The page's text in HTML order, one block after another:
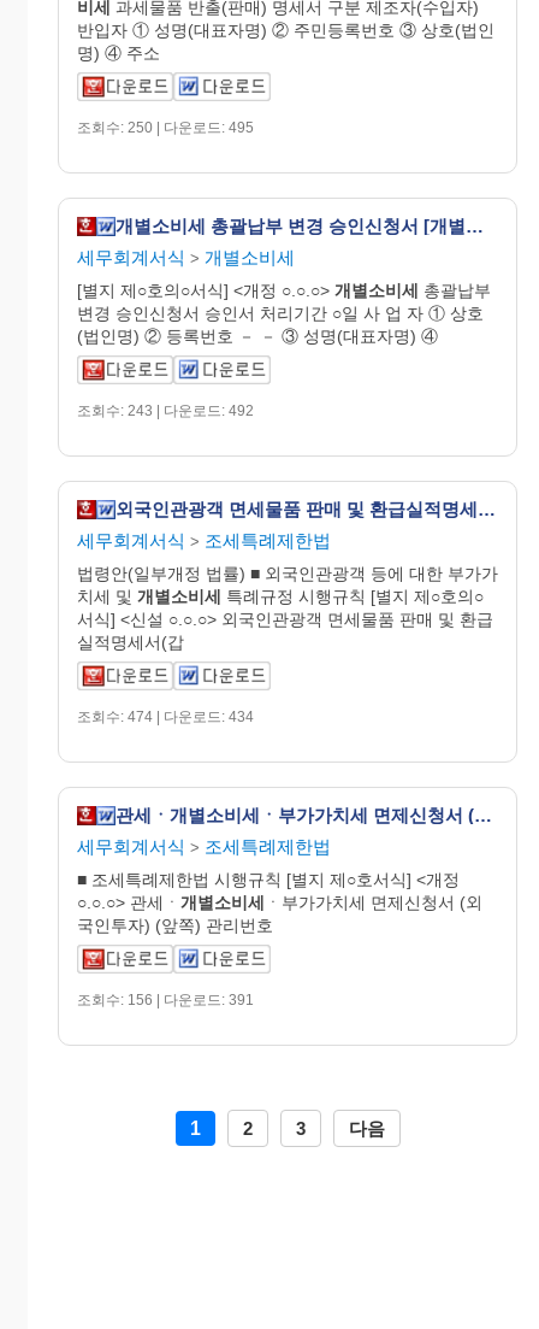
비세 과세물품 반출(판매) 명세서 구분 제조자(수입자)
반입자 ① 성명(대표자명) ② 주민등록번호 ③ 상호(법인
명) ④ 주소
조회수: 250 | 다운로드: 495
개별소비세 총괄납부 변경 승인신청서 [개별소비세법 시행규칙 서식8의2]
세무회계서식 > 개별소비세
[별지 제○호의○서식] <개정 ○.○.○> 개별소비세 총괄납부
변경 승인신청서 승인서 처리기간 ○일 사 업 자 ① 상호
(법인명) ② 등록번호 － － ③ 성명(대표자명) ④
조회수: 243 | 다운로드: 492
외국인관광객 면세물품 판매 및 환급실적명세서 [외국인관광객 등에 대한 부가가치세 및 개별소비세 특례규정 시행규칙 서식6의2]
세무회계서식 > 조세특례제한법
법령안(일부개정 법률) ■ 외국인관광객 등에 대한 부가가
치세 및 개별소비세 특례규정 시행규칙 [별지 제○호의○
서식] <신설 ○.○.○> 외국인관광객 면세물품 판매 및 환급
실적명세서(갑
조회수: 474 | 다운로드: 434
관세ㆍ개별소비세ㆍ부가가치세 면제신청서 (외국인투자) [조세특례제한법 시행규칙 서식83]
세무회계서식 > 조세특례제한법
■ 조세특례제한법 시행규칙 [별지 제○호서식] <개정
○.○.○> 관세ㆍ 개별소비세 ㆍ부가가치세 면제신청서 (외
국인투자) (앞쪽) 관리번호
조회수: 156 | 다운로드: 391
1 2 3 다음